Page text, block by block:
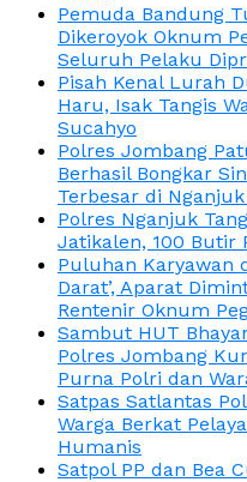
Pemuda Bandung
Dikeroyok Oknum
Seluruh Pelaku
Pisah Kenal Lurah
Haru, Isak Tangis
Sucahyo
Polres Jombang
Berhasil Bongkar
Terbesar di
Polres Nganjuk
Jatikalen, 100 Butir
Puluhan Karyawan
Darat’, Aparat
Rentenir Oknum
Sambut HUT
Polres Jombang
Purna Polri dan
Satpas Satlantas
Warga Berkat
Humanis
Satpol PP dan Bea